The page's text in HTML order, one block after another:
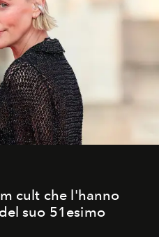
cult che l'hanno
suo 51esimo